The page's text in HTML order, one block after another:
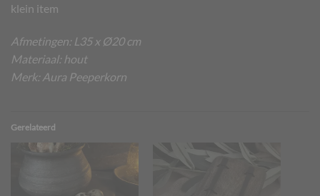
klein item
Afmetingen: L35 x Ø20 cm
Materiaal: hout
Merk: Aura Peeperkorn
Gerelateerd